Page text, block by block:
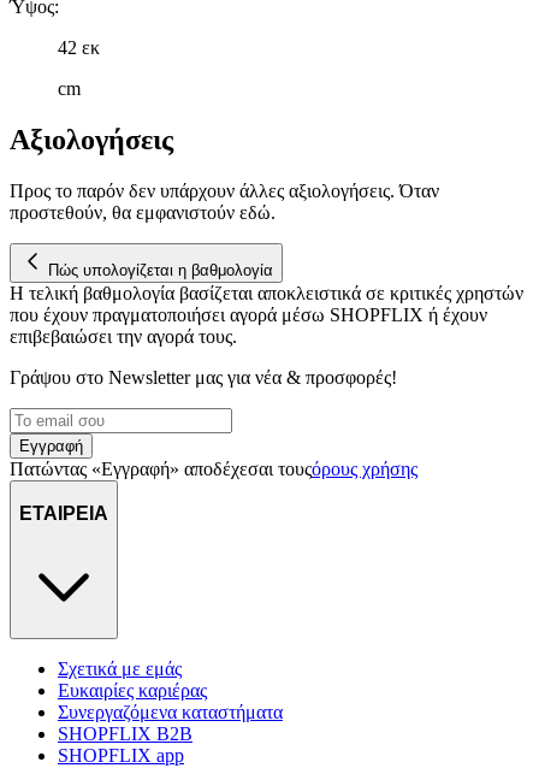
Ύψος:
42 εκ
cm
Αξιολογήσεις
Προς το παρόν δεν υπάρχουν άλλες αξιολογήσεις. Όταν
προστεθούν, θα εμφανιστούν εδώ.
Πώς υπολογίζεται η βαθμολογία
Η τελική βαθμολογία βασίζεται αποκλειστικά σε κριτικές χρηστών
που έχουν πραγματοποιήσει αγορά μέσω SHOPFLIX ή έχουν
επιβεβαιώσει την αγορά τους.
Γράψου στο Νewsletter μας για νέα & προσφορές!
Εγγραφή
Πατώντας «Εγγραφή» αποδέχεσαι τουςόρους χρήσης
ΕΤΑΙΡΕΙΑ
Σχετικά με εμάς
Ευκαιρίες καριέρας
Συνεργαζόμενα καταστήματα
SHOPFLIX B2B
SHOPFLIX app